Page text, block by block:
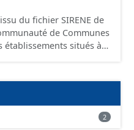
du fichier SIRENE de
de Communes
du standard CNIG Sites
pas la référence aux
à ce jour. Il est filtré au-
limitant aux SCI.
2